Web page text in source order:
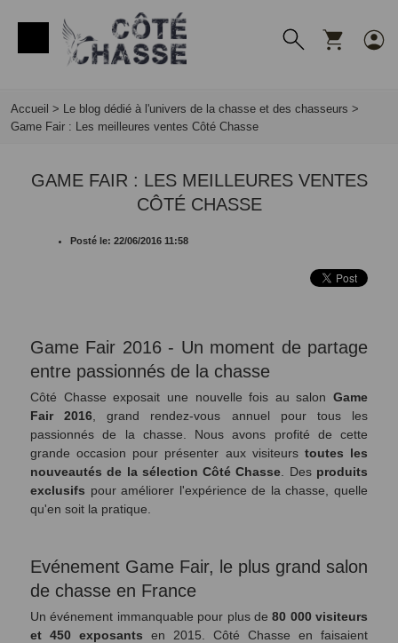
Accueil > Le blog dédié à l'univers de la chasse et des chasseurs >
Game Fair : Les meilleures ventes Côté Chasse
GAME FAIR : LES MEILLEURES VENTES
CÔTÉ CHASSE
Posté le: 22/06/2016 11:58
Game Fair 2016 - Un moment de partage
entre passionnés de la chasse
Côté Chasse exposait une nouvelle fois au salon Game
Fair 2016 , grand rendez-vous annuel pour tous les
passionnés de la chasse. Nous avons profité de cette
grande occasion pour présenter aux visiteurs toutes les
nouveautés de la sélection Côté Chasse . Des produits
exclusifs pour améliorer l'expérience de la chasse, quelle
qu'en soit la pratique.
Evénement Game Fair, le plus grand salon
de chasse en France
Un événement immanquable pour plus de80 000 visiteurs
et 450 exposants en 2015. Côté Chasse en faisaient